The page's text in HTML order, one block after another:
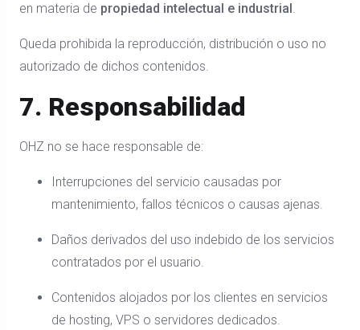
en materia de propiedad intelectual e industrial .
Queda prohibida la reproducción, distribución o uso no
autorizado de dichos contenidos.
7. Responsabilidad
OHZ no se hace responsable de:
Interrupciones del servicio causadas por
mantenimiento, fallos técnicos o causas ajenas.
Daños derivados del uso indebido de los servicios
contratados por el usuario.
Contenidos alojados por los clientes en servicios
de hosting, VPS o servidores dedicados.